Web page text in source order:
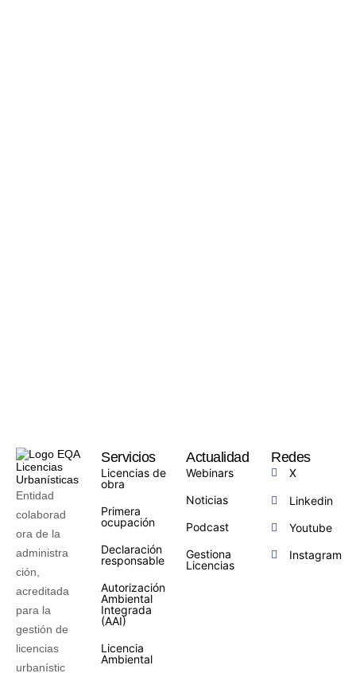
Entidad
colaborad
ora de la
administra
ción,
acreditada
para la
gestión de
licencias
urbanístic
Servicios
Licencias de
obra
Primera
ocupación
Declaración
responsable
Autorización
Ambiental
Integrada
(AAI)
Licencia
Ambiental
Actualidad
Webinars
Noticias
Podcast
Gestiona
Licencias
Redes
X
Linkedin
Youtube
Instagram